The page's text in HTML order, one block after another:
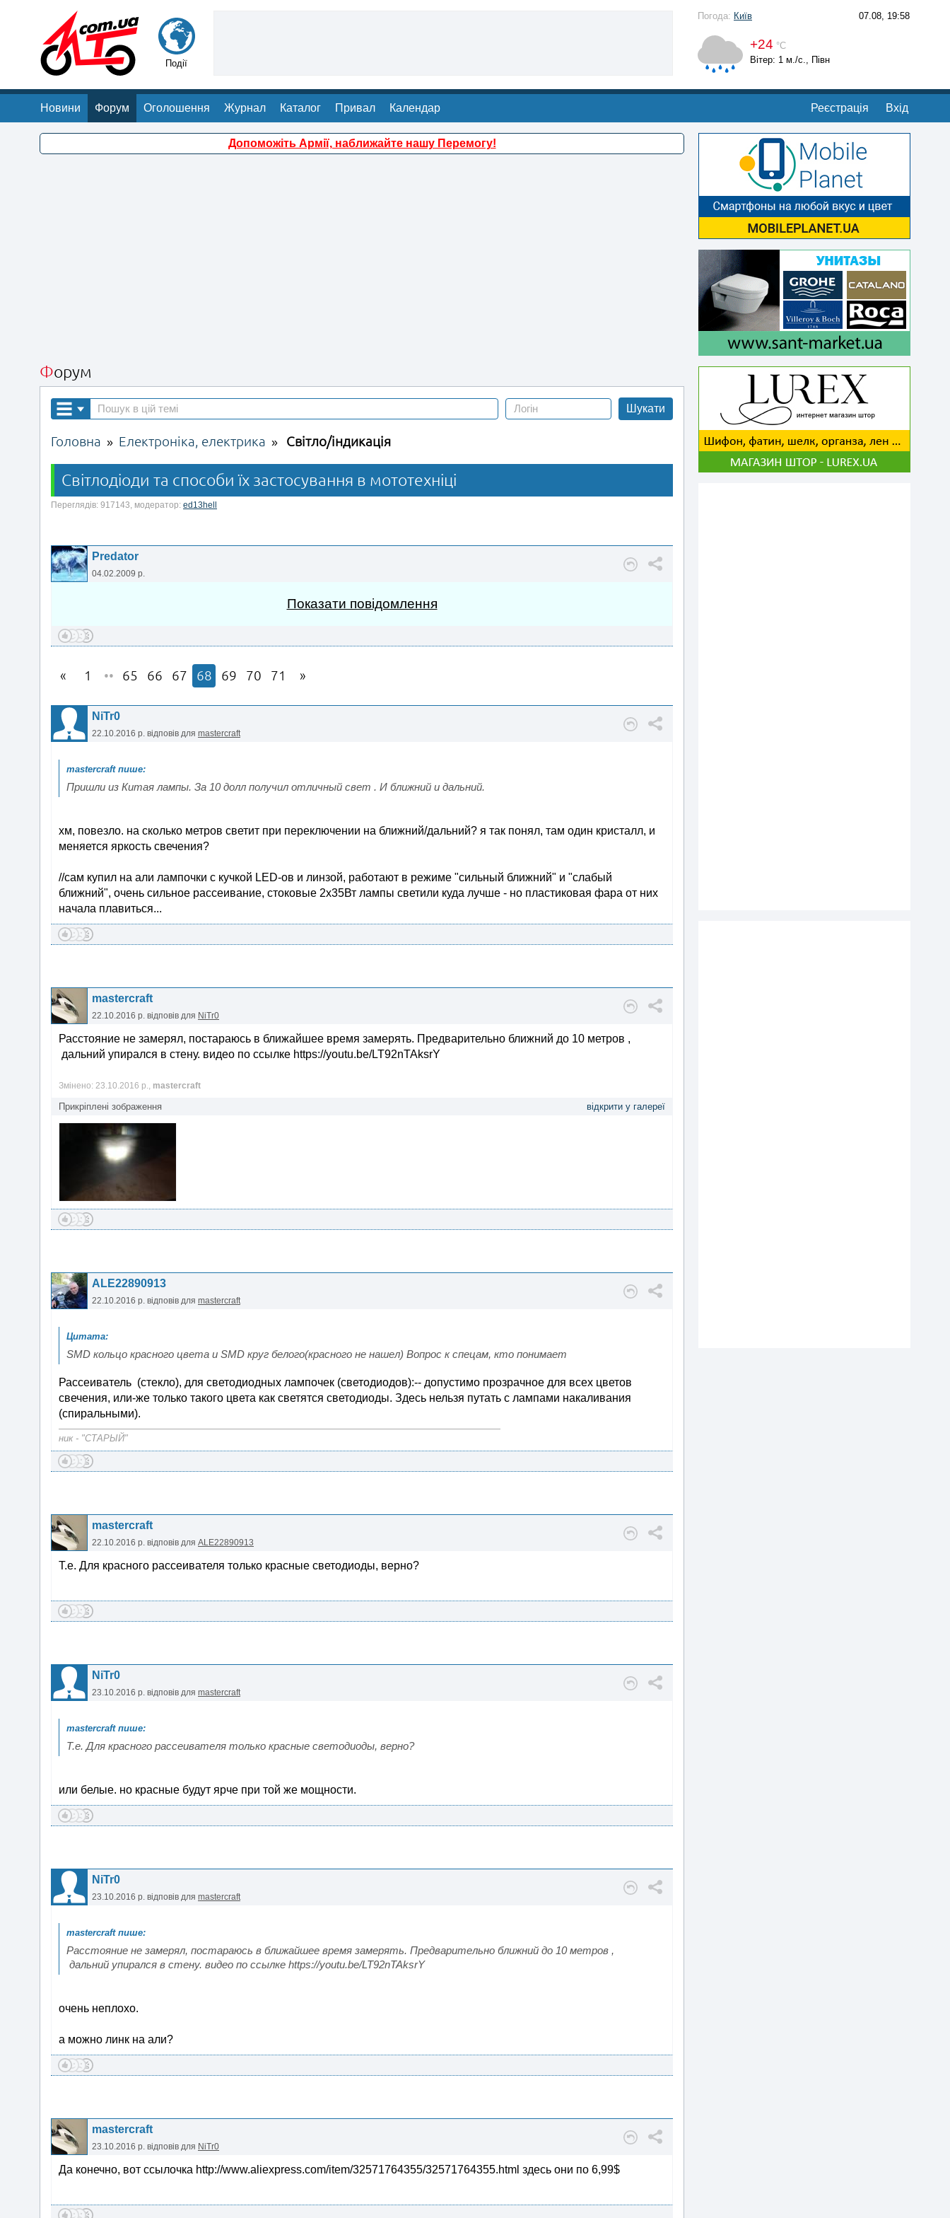
Події
Погода: Київ 07.08, 19:58
+24 °С
Вітер: 1 м./с., Півн
Новини Форум Оголошення Журнал Каталог Привал Календар Реєстрація Вхід
Допоможіть Армії, наближайте нашу Перемогу!
Форум
Шукати
Головна » Електроніка, електрика » Світло/індикація
Світлодіоди та способи їх застосування в мототехніці
Переглядів: 917143, модератор: ed13hell
Predator
04.02.2009 р.
Показати повідомлення
1 •• 65 66 67 68 69 70 71
NiTr0
22.10.2016 р. відповів для mastercraft
Пришли из Китая лампы. За 10 долл получил отличный свет . И ближний и дальний.
хм, повезло. на сколько метров светит при переключении на ближний/дальний? я так понял, там один кристалл, и
меняется яркость свечения?
//сам купил на али лампочки с кучкой LED-ов и линзой, работают в режиме "сильный ближний" и "слабый
ближний", очень сильное рассеивание, стоковые 2х35Вт лампы светили куда лучше - но пластиковая фара от них
начала плавиться...
mastercraft
22.10.2016 р. відповів для NiTr0
Расстояние не замерял, постараюсь в ближайшее время замерять. Предварительно ближний до 10 метров ,
дальний упирался в стену. видео по ссылке https://youtu.be/LT92nTAksrY
Змінено: 23.10.2016 р., mastercraft
Прикріплені зображення відкрити у галереї
ALE22890913
22.10.2016 р. відповів для mastercraft
SMD кольцо красного цвета и SMD круг белого(красного не нашел) Вопрос к спецам, кто понимает
Рассеиватель (стекло), для светодиодных лампочек (светодиодов):-- допустимо прозрачное для всех цветов
свечения, или-же только такого цвета как светятся светодиоды. Здесь нельзя путать с лампами накаливания
(спиральными).
ник - "СТАРЫЙ"
mastercraft
22.10.2016 р. відповів для ALE22890913
Т.е. Для красного рассеивателя только красные светодиоды, верно?
NiTr0
23.10.2016 р. відповів для mastercraft
Т.е. Для красного рассеивателя только красные светодиоды, верно?
или белые. но красные будут ярче при той же мощности.
NiTr0
23.10.2016 р. відповів для mastercraft
Расстояние не замерял, постараюсь в ближайшее время замерять. Предварительно ближний до 10 метров ,
дальний упирался в стену. видео по ссылке https://youtu.be/LT92nTAksrY
очень неплохо.
а можно линк на али?
mastercraft
23.10.2016 р. відповів для NiTr0
Да конечно, вот ссылочка http://www.aliexpress.com/item/32571764355/32571764355.html здесь они по 6,99$